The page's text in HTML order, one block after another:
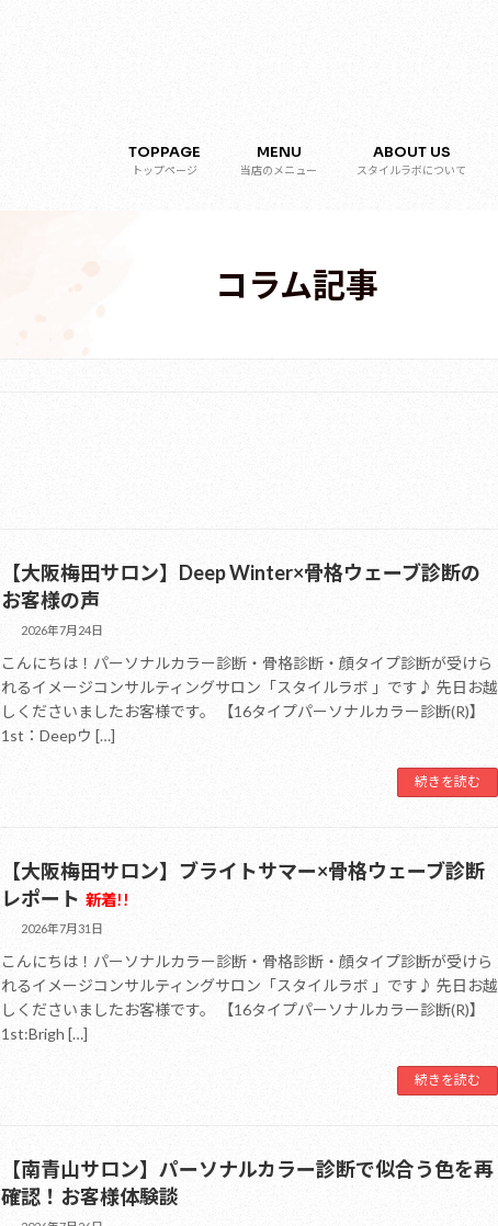
TOPPAGE
トップページ
MENU
当店のメニュー
ABOUT US
スタイルラボについて
コラム記事
【大阪梅田サロン】Deep Winter×骨格ウェーブ診断の
お客様の声
2026年7月24日
こんにちは！パーソナルカラー診断・骨格診断・顔タイプ診断が受けら
れるイメージコンサルティングサロン「スタイルラボ 」です♪ 先日お越
しくださいましたお客様です。 【16タイプパーソナルカラー診断(R)】
1st：Deepウ […]
続きを読む
【大阪梅田サロン】ブライトサマー×骨格ウェーブ診断
レポート 新着!!
2026年7月31日
こんにちは！パーソナルカラー診断・骨格診断・顔タイプ診断が受けら
れるイメージコンサルティングサロン「スタイルラボ 」です♪ 先日お越
しくださいましたお客様です。 【16タイプパーソナルカラー診断(R)】
1st:Brigh […]
続きを読む
【南青山サロン】パーソナルカラー診断で似合う色を再
確認！お客様体験談